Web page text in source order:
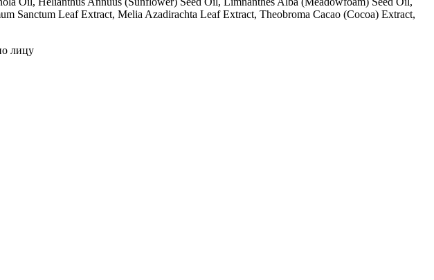
Sanctum Leaf Extract, Melia Azadirachta Leaf Extract, Theobroma Cacao (Cocoa) Extract,
лицу